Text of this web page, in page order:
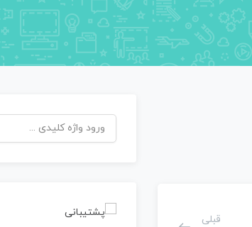
قبلی
جستجو
برای: